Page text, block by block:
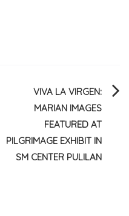
VIVA LA VIRGEN:
MARIAN IMAGES
FEATURED AT
PILGRIMAGE EXHIBIT IN
SM CENTER PULILAN